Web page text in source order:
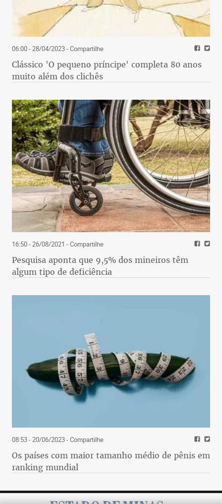
06:00 - 28/04/2023- Compartilhe
Clássico 'O pequeno príncipe' completa 80 anos
muito além dos clichês
16:50 - 26/08/2021 - Compartilhe
Pesquisa aponta que 9,5% dos mineiros têm
algum tipo de deficiência
08:53 - 20/06/2023- Compartilhe
Os países com maior tamanho médio de pênis em
ranking mundial